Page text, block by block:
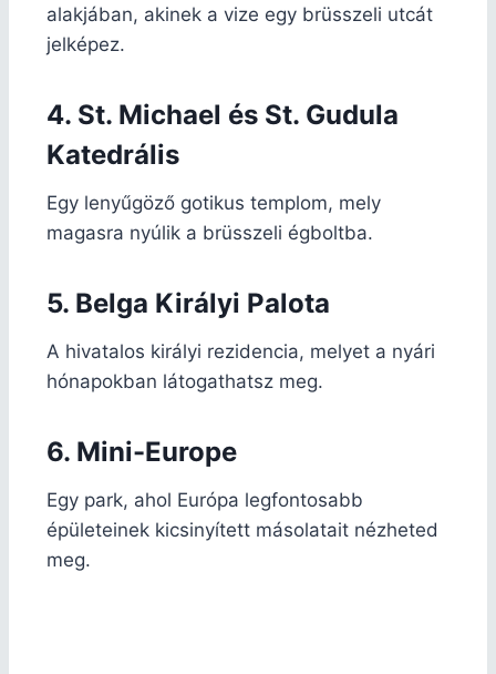
alakjában, akinek a vize egy brüsszeli utcát
jelképez.
4. St. Michael és St. Gudula
Katedrális
Egy lenyűgöző gotikus templom, mely
magasra nyúlik a brüsszeli égboltba.
5. Belga Királyi Palota
A hivatalos királyi rezidencia, melyet a nyári
hónapokban látogathatsz meg.
6. Mini-Europe
Egy park, ahol Európa legfontosabb
épületeinek kicsinyített másolatait nézheted
meg.